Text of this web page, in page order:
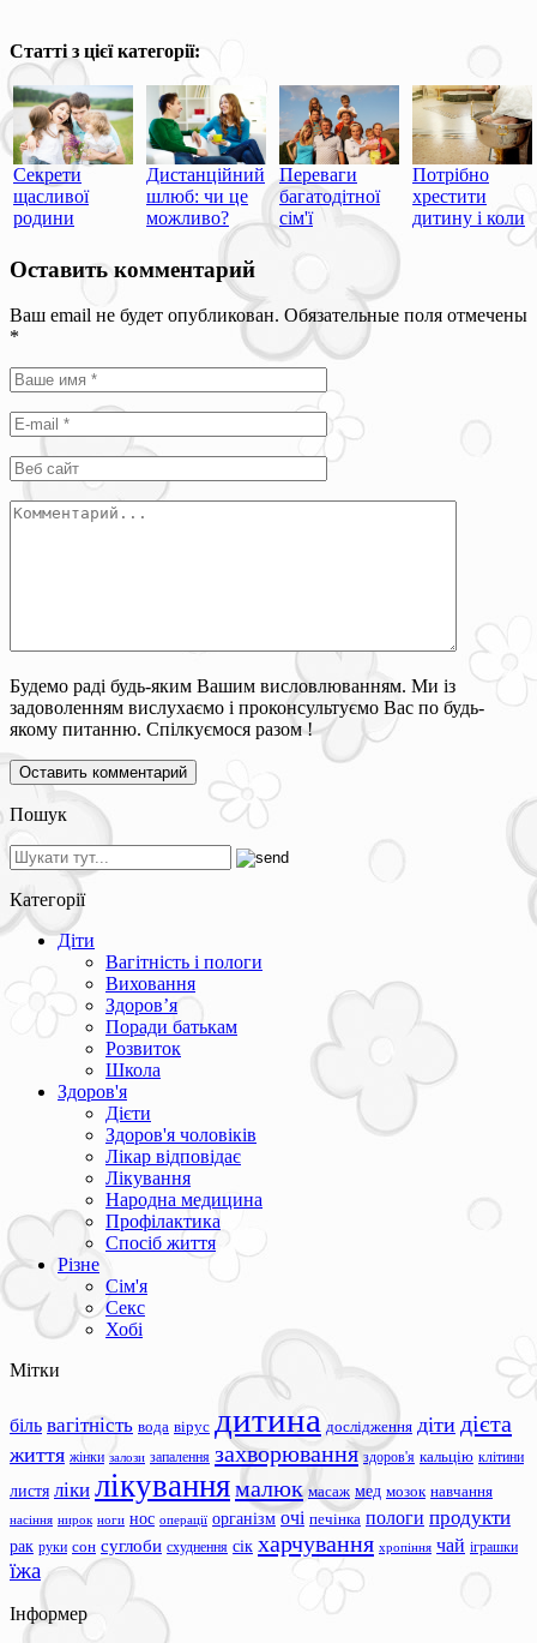
Статті з цієї категорії:
Секрети
щасливої
родини
Дистанційний
шлюб: чи це
можливо?
Переваги
багатодітної
сім'ї
Потрібно
хрестити
дитину і коли
Оставить комментарий
Ваш email не будет опубликован. Обязательные поля отмечены
*
Будемо раді будь-яким Вашим висловлюванням. Ми із
задоволенням вислухаємо і проконсультуємо Вас по будь-
якому питанню. Спілкуємося разом !
Пошук
Категорії
Діти
Вагітність і пологи
Виховання
Здоров’я
Поради батькам
Розвиток
Школа
Здоров'я
Дієти
Здоров'я чоловіків
Лікар відповідає
Лікування
Народна медицина
Профілактика
Спосіб життя
Різне
Сім'я
Секс
Хобі
Мітки
біль вагітність вода вірус дитина дослідження діти дієта
життя жінки залози запалення захворювання здоров'я кальцію клітини
листя ліки лікуваннямалюк масаж мед мозок навчання
насіння нирок ноги нос операції організм очі печінка пологи продукти
рак руки сон суглоби схуднення сік харчування хропіння чай іграшки
їжа
Інформер